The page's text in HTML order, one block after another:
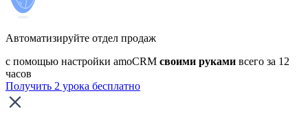
Автоматизируйте отдел продаж
с помощью настройки amoCRM своими руками всего за 12
часов
Получить 2 урока бесплатно